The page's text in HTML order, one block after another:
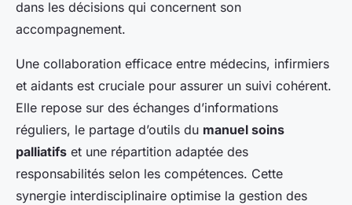
dans les décisions qui concernent son
accompagnement.
Une collaboration efficace entre médecins, infirmiers
et aidants est cruciale pour assurer un suivi cohérent.
Elle repose sur des échanges d’informations
réguliers, le partage d’outils du manuel soins
palliatifs et une répartition adaptée des
responsabilités selon les compétences. Cette
synergie interdisciplinaire optimise la gestion des